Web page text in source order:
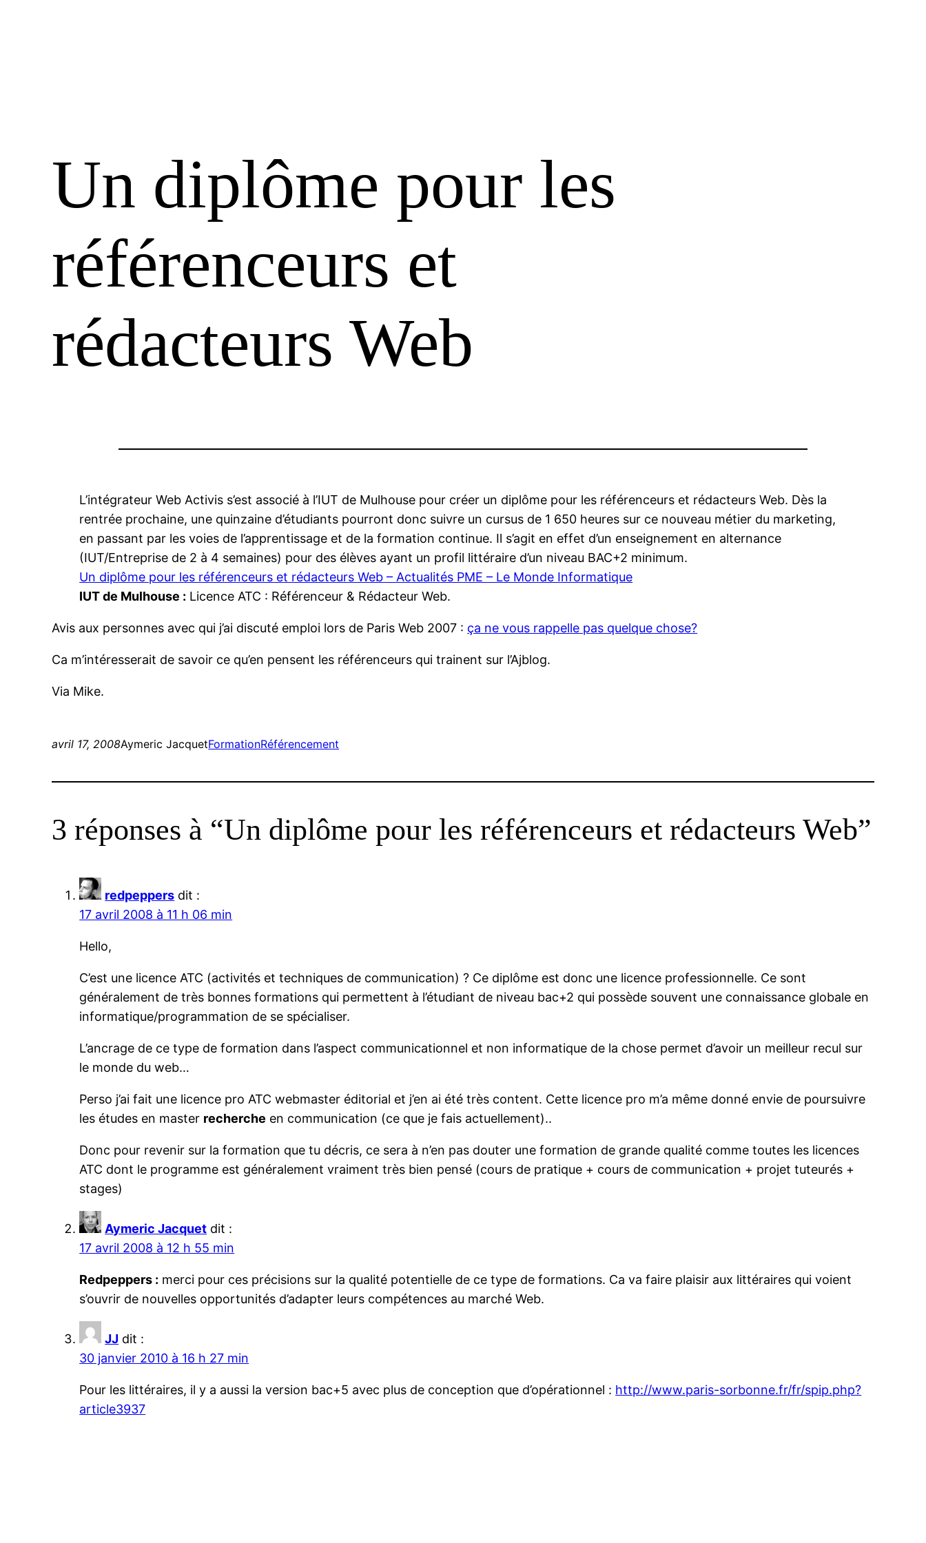
Un diplôme pour les
référenceurs et
rédacteurs Web
L’intégrateur Web Activis s’est associé à l’IUT de Mulhouse pour créer un diplôme pour les référenceurs et rédacteurs Web. Dès la
rentrée prochaine, une quinzaine d’étudiants pourront donc suivre un cursus de 1 650 heures sur ce nouveau métier du marketing,
en passant par les voies de l’apprentissage et de la formation continue. Il s’agit en effet d’un enseignement en alternance
(IUT/Entreprise de 2 à 4 semaines) pour des élèves ayant un profil littéraire d’un niveau BAC+2 minimum.
Un diplôme pour les référenceurs et rédacteurs Web – Actualités PME – Le Monde Informatique
IUT de Mulhouse : Licence ATC : Référenceur & Rédacteur Web.
Avis aux personnes avec qui j’ai discuté emploi lors de Paris Web 2007 : ça ne vous rappelle pas quelque chose?
Ca m’intéresserait de savoir ce qu’en pensent les référenceurs qui trainent sur l’Ajblog.
Via Mike.
avril 17, 2008Aymeric JacquetFormationRéférencement
3 réponses à “Un diplôme pour les référenceurs et rédacteurs Web”
redpeppers dit :
17 avril 2008 à 11 h 06 min
Hello,
C’est une licence ATC (activités et techniques de communication) ? Ce diplôme est donc une licence professionnelle. Ce sont
généralement de très bonnes formations qui permettent à l’étudiant de niveau bac+2 qui possède souvent une connaissance globale en
informatique/programmation de se spécialiser.
L’ancrage de ce type de formation dans l’aspect communicationnel et non informatique de la chose permet d’avoir un meilleur recul sur
le monde du web…
Perso j’ai fait une licence pro ATC webmaster éditorial et j’en ai été très content. Cette licence pro m’a même donné envie de poursuivre
les études en master recherche en communication (ce que je fais actuellement)..
Donc pour revenir sur la formation que tu décris, ce sera à n’en pas douter une formation de grande qualité comme toutes les licences
ATC dont le programme est généralement vraiment très bien pensé (cours de pratique + cours de communication + projet tuteurés +
stages)
Aymeric Jacquet dit :
17 avril 2008 à 12 h 55 min
Redpeppers : merci pour ces précisions sur la qualité potentielle de ce type de formations. Ca va faire plaisir aux littéraires qui voient
s’ouvrir de nouvelles opportunités d’adapter leurs compétences au marché Web.
JJ dit :
30 janvier 2010 à 16 h 27 min
Pour les littéraires, il y a aussi la version bac+5 avec plus de conception que d’opérationnel : http://www.paris-sorbonne.fr/fr/spip.php?
article3937